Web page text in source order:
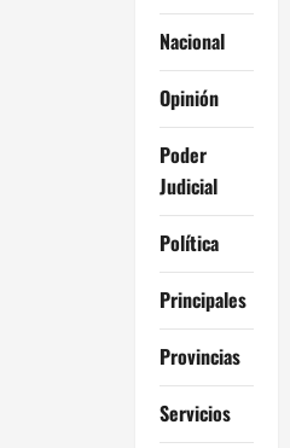
Nacional
Opinión
Poder
Judicial
Política
Principales
Provincias
Servicios